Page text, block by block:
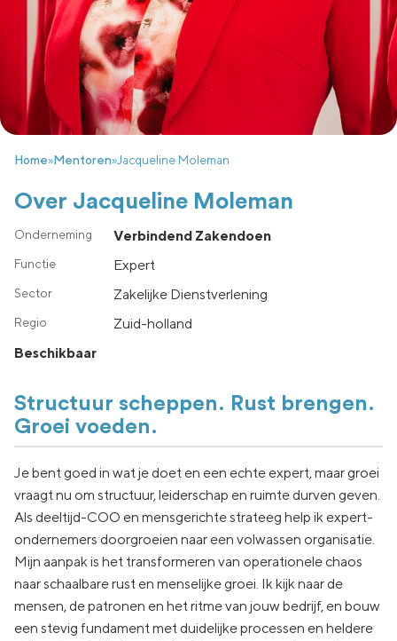
Home»Mentoren»Jacqueline Moleman
Over Jacqueline Moleman
Verbindend Zakendoen
Expert
Zakelijke Dienstverlening
zuid-holland
Beschikbaar
Structuur scheppen. Rust brengen.
Groei voeden.
Je bent goed in wat je doet en een echte expert, maar groei
vraagt nu om structuur, leiderschap en ruimte durven geven.
Als deeltijd-COO en mensgerichte strateeg help ik expert-
ondernemers doorgroeien naar een volwassen organisatie.
Mijn aanpak is het transformeren van operationele chaos
naar schaalbare rust en menselijke groei. Ik kijk naar de
mensen, de patronen en het ritme van jouw bedrijf, en bouw
een stevig fundament met duidelijke processen en heldere